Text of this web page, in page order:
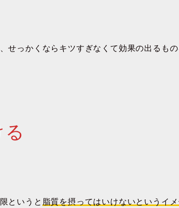
せっかくならキツすぎなくて効果の出るもの
というと 脂質を摂ってはいけないというイメ